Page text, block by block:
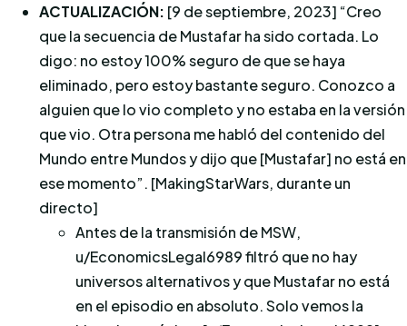
ACTUALIZACIÓN: [9 de septiembre, 2023] “Creo
que la secuencia de Mustafar ha sido cortada. Lo
digo: no estoy 100% seguro de que se haya
eliminado, pero estoy bastante seguro. Conozco a
alguien que lo vio completo y no estaba en la versión
que vio. Otra persona me habló del contenido del
Mundo entre Mundos y dijo que [Mustafar] no está en
ese momento”. [MakingStarWars, durante un
directo]
Antes de la transmisión de MSW,
u/EconomicsLegal6989 filtró que no hay
universos alternativos y que Mustafar no está
en el episodio en absoluto. Solo vemos la